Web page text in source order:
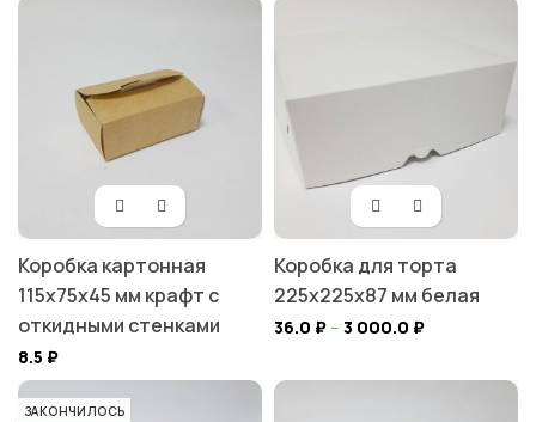
Коробка картонная
115х75х45 мм крафт с
откидными стенками
8.5 ₽
Коробка для торта
225х225х87 мм белая
36.0 ₽– 3 000.0 ₽
ЗАКОНЧИЛОСЬ